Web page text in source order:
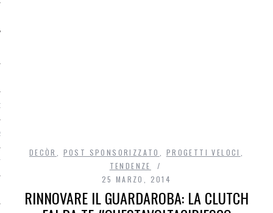
DECÒR POST SPONSORIZZATO PROGETTI VELOCI
TENDENZE
25 MARZO, 2014
RINNOVARE IL GUARDAROBA: LA CLUTCH